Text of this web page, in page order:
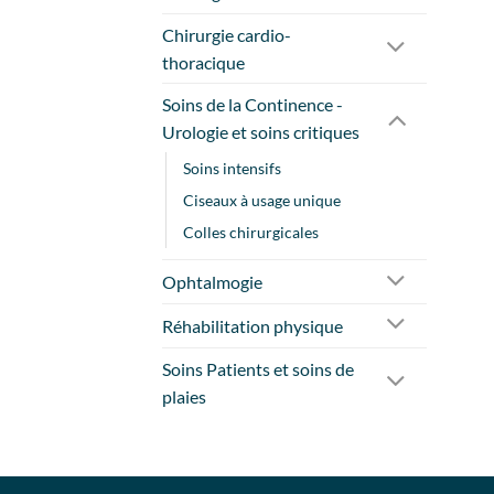
Chirurgie cardio-
thoracique
Soins de la Continence -
Urologie et soins critiques
Soins intensifs
Ciseaux à usage unique
Colles chirurgicales
Ophtalmogie
Réhabilitation physique
Soins Patients et soins de
plaies